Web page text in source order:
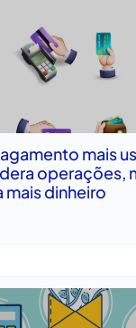
mais
operações,
dinheiro